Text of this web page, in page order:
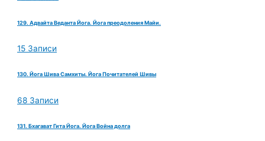
129. Адвайта Веданта Йога. Йога преодоления Майи.
15 Записи
130. Йога Шива Самхиты. Йога Почитателей Шивы
68 Записи
131. Бхагават Гита Йога. Йога Война долга